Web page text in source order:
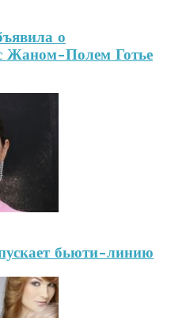
о
с Жаном-Полем Готье
бьюти-линию